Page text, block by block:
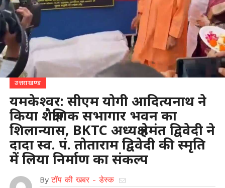
उत्तराखण्ड
यमकेश्वर: सीएम योगी आदित्यनाथ ने
किया शैक्षणिक सभागार भवन का
शिलान्यास, BKTC अध्यक्ष हेमंत द्विवेदी ने
दादा स्व. पं. तोताराम द्विवेदी की स्मृति
में लिया निर्माण का संकल्प
By टॉप की खबर - डेस्क